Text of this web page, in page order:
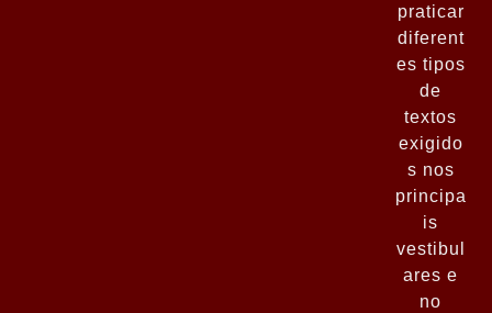
praticar
diferent
es tipos
de
textos
exigido
s nos
principa
is
vestibul
ares e
no